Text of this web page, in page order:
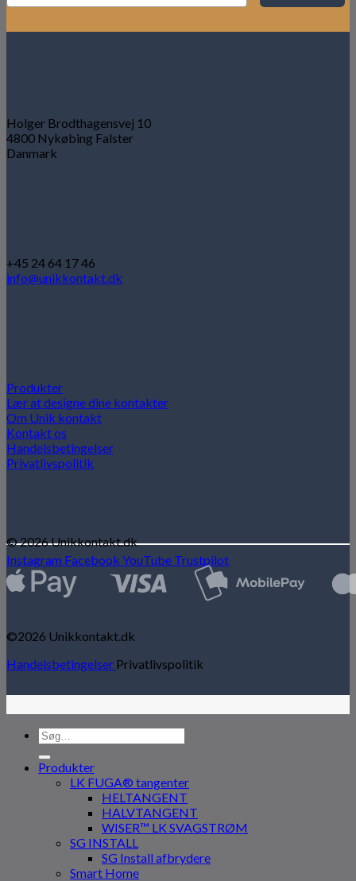
Holger Brodthagensvej 10
4800 Nykøbing Falster
Danmark
+45 24 64 17 46
info@unikkontakt.dk
Produkter
Lær at designe dine kontakter
Om Unik kontakt
Kontakt os
Handelsbetingelser
Privatlivspolitik
Instagram Facebook YouTube Trustpilot
© 2026 Unikkontakt.dk
©2026 Unikkontakt.dk
Handelsbetingelser Privatlivspolitik
Søg
efter:
Produkter
LK FUGA® tangenter
HELTANGENT
HALVTANGENT
WISER™ LK SVAGSTRØM
SG INSTALL
SG Install afbrydere
Smart Home